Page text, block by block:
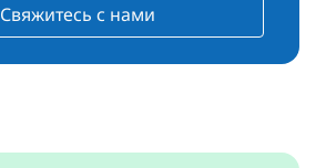
Свяжитесь с нами